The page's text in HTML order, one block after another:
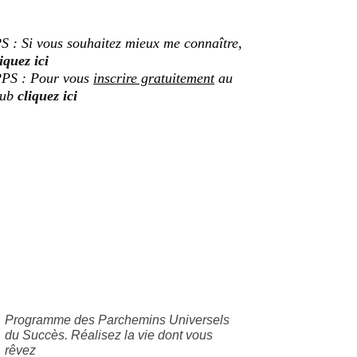
: Si vous souhaitez mieux me connaître,
ici
: Pour vous inscrire gratuitementau
cliquez ici
Programme des Parchemins Universels
du Succès. Réalisez la vie dont vous
rêvez